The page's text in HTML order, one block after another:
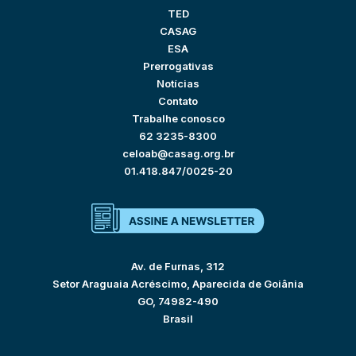
TED
CASAG
ESA
Prerrogativas
Notícias
Contato
Trabalhe conosco
62 3235-8300
celoab@casag.org.br
01.418.847/0025-20
Av. de Furnas, 312
Setor Araguaia Acréscimo, Aparecida de Goiânia
GO, 74982-490
Brasil